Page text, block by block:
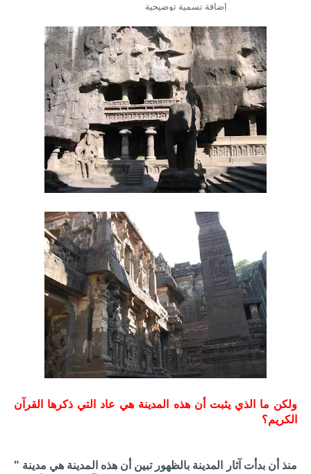
إضافة تسمية توضيحية
ولكن ما الذي يثبت أن هذه المدينة هي عاد التي ذكرها القرآن
الكريم؟
منذ أن بدأت آثار المدينة بالظهور تبين أن هذه المدينة هي مدينة "